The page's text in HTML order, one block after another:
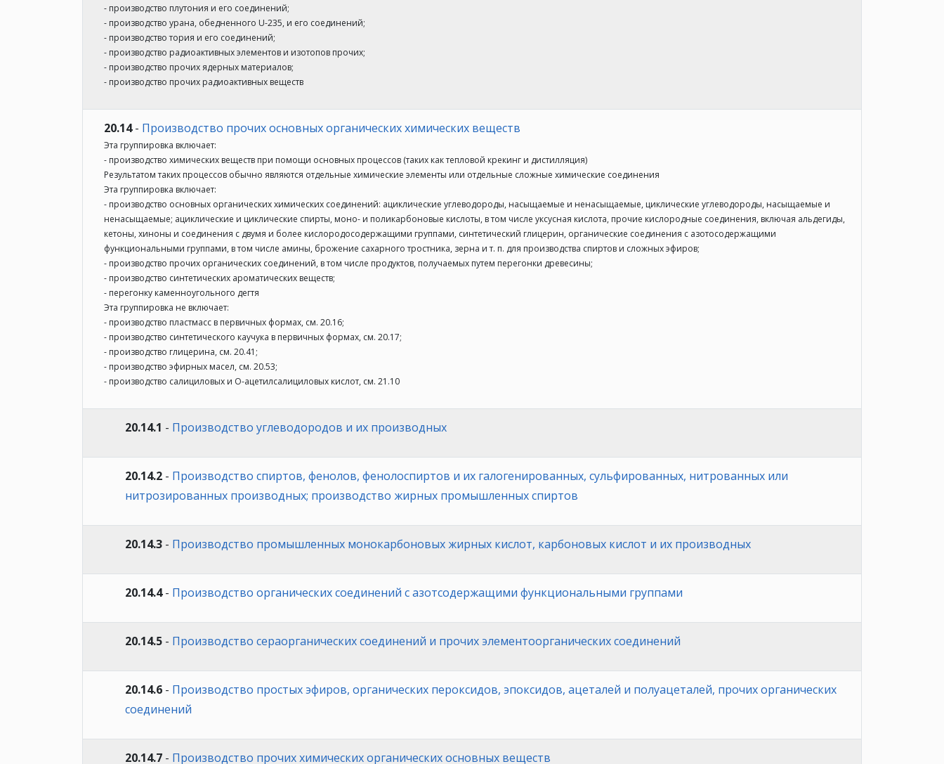
- производство плутония и его соединений;
- производство урана, обедненного U-235, и его соединений;
- производство тория и его соединений;
- производство радиоактивных элементов и изотопов прочих;
- производство прочих ядерных материалов;
- производство прочих радиоактивных веществ
20.14- Производство прочих основных органических химических веществ
Эта группировка включает:
- производство химических веществ при помощи основных процессов (таких как тепловой крекинг и дистилляция)
Результатом таких процессов обычно являются отдельные химические элементы или отдельные сложные химические соединения
Эта группировка включает:
- производство основных органических химических соединений: ациклические углеводороды, насыщаемые и ненасыщаемые, циклические углеводороды, насыщаемые и
ненасыщаемые; ациклические и циклические спирты, моно- и поликарбоновые кислоты, в том числе уксусная кислота, прочие кислородные соединения, включая альдегиды,
кетоны, хиноны и соединения с двумя и более кислородосодержащими группами, синтетический глицерин, органические соединения с азотосодержащими
функциональными группами, в том числе амины, брожение сахарного тростника, зерна и т. п. для производства спиртов и сложных эфиров;
- производство прочих органических соединений, в том числе продуктов, получаемых путем перегонки древесины;
- производство синтетических ароматических веществ;
- перегонку каменноугольного дегтя
Эта группировка не включает:
- производство пластмасс в первичных формах, см. 20.16;
- производство синтетического каучука в первичных формах, см. 20.17;
- производство глицерина, см. 20.41;
- производство эфирных масел, см. 20.53;
- производство салициловых и О-ацетилсалициловых кислот, см. 21.10
20.14.1 - Производство углеводородов и их производных
20.14.2 - Производство спиртов, фенолов, фенолоспиртов и их галогенированных, сульфированных, нитрованных или
нитрозированных производных; производство жирных промышленных спиртов
20.14.3 - Производство промышленных монокарбоновых жирных кислот, карбоновых кислот и их производных
20.14.4- Производство органических соединений с азотсодержащими функциональными группами
20.14.5 - Производство сераорганических соединений и прочих элементоорганических соединений
20.14.6 - Производство простых эфиров, органических пероксидов, эпоксидов, ацеталей и полуацеталей, прочих органических
соединений
20.14.7 - Производство прочих химических органических основных веществ